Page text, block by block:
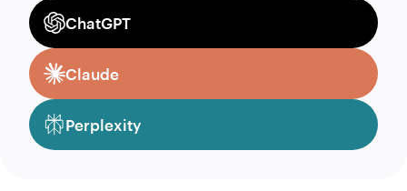
ChatGPT
Claude
Perplexity